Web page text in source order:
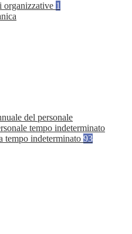
organizzative 1
del personale
tempo indeterminato
tempo indeterminato 93